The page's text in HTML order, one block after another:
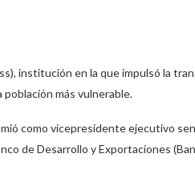
institución en la que impulsó la
más vulnerable.
como vicepresidente ejecutivo
de Desarrollo y Exportaciones